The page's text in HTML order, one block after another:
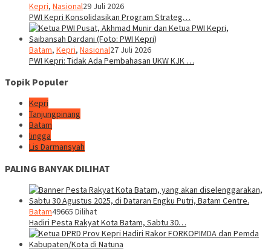
Kepri, Nasional29 Juli 2026
PWI Kepri Konsolidasikan Program Strateg…
Batam, Kepri, Nasional27 Juli 2026
PWI Kepri: Tidak Ada Pembahasan UKW KJK …
Topik Populer
Kepri
Tanjungpinang
Batam
lingga
Lis Darmansyah
PALING BANYAK DILIHAT
Batam49665 Dilihat
Hadiri Pesta Rakyat Kota Batam, Sabtu 30…